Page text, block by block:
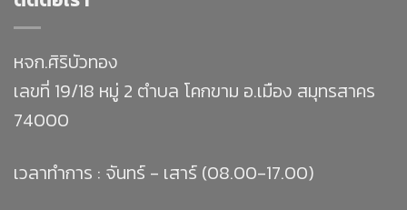
หจก.ศิริบัวทอง
เลขที่ 19/18 หมู่ 2 ตำบล โคกขาม อ.เมือง สมุทรสาคร
74000
เวลาทำการ : จันทร์ - เสาร์ (08.00-17.00)